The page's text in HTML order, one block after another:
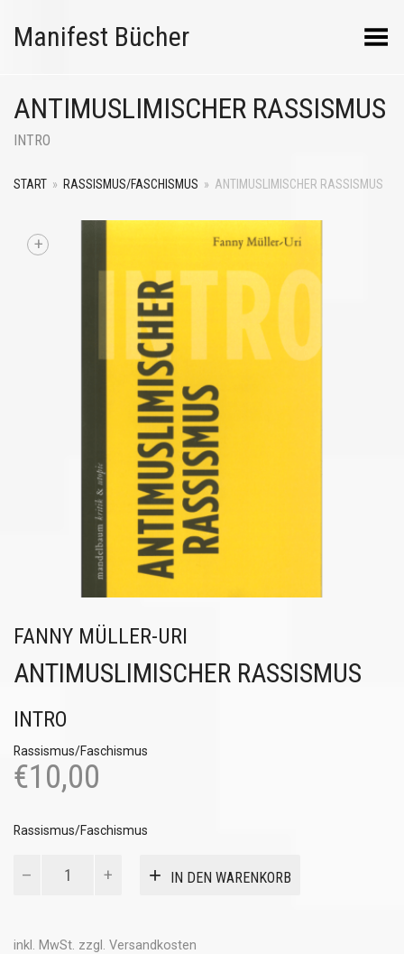
Manifest Bücher Menü umschalten
ANTIMUSLIMISCHER RASSISMUS
INTRO
START » RASSISMUS/FASCHISMUS » ANTIMUSLIMISCHER RASSISMUS
+
FANNY MÜLLER-URI
ANTIMUSLIMISCHER RASSISMUS
INTRO
Rassismus/Faschismus
€10,00
Rassismus/Faschismus
Rassismus
IN DEN WARENKORB
inkl. MwSt. zzgl. Versandkosten